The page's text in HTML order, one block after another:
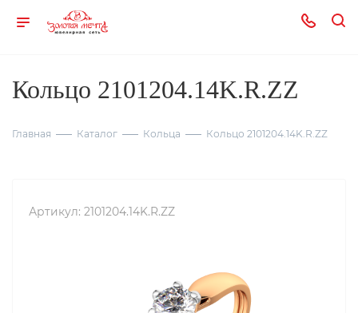
Кольцо 2101204.14K.R.ZZ
Главная Каталог Кольца Кольцо 2101204.14K.R.ZZ
Артикул: 2101204.14K.R.ZZ